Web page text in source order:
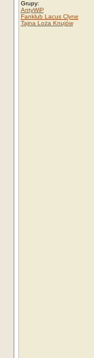
Grupy:
AntyWiP
Fanklub Lacus Clyne
Tajna Loża Knujów